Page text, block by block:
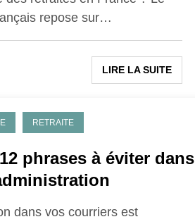
repose sur…
LIRE LA SUITE
RETRAITE
phrases à éviter dans
dans vos courriers est